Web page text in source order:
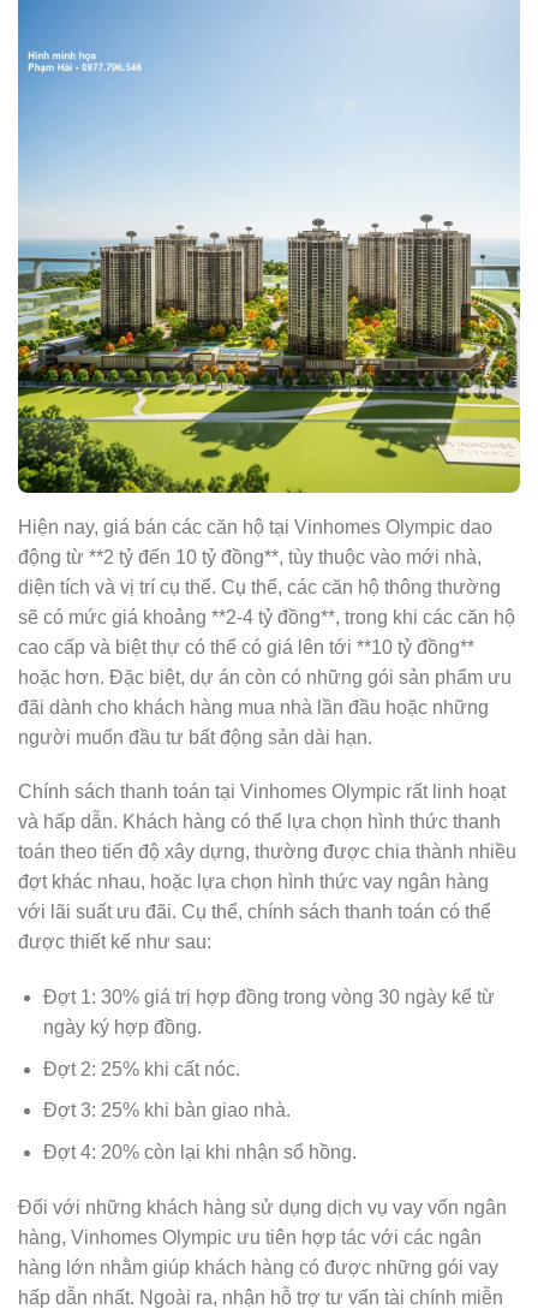
Hiện nay, giá bán các căn hộ tại Vinhomes Olympic dao
động từ **2 tỷ đến 10 tỷ đồng**, tùy thuộc vào mới nhà,
diện tích và vị trí cụ thể. Cụ thể, các căn hộ thông thường
sẽ có mức giá khoảng **2-4 tỷ đồng**, trong khi các căn hộ
cao cấp và biệt thự có thể có giá lên tới **10 tỷ đồng**
hoặc hơn. Đặc biệt, dự án còn có những gói sản phẩm ưu
đãi dành cho khách hàng mua nhà lần đầu hoặc những
người muốn đầu tư bất động sản dài hạn.
Chính sách thanh toán tại Vinhomes Olympic rất linh hoạt
và hấp dẫn. Khách hàng có thể lựa chọn hình thức thanh
toán theo tiến độ xây dựng, thường được chia thành nhiều
đợt khác nhau, hoặc lựa chọn hình thức vay ngân hàng
với lãi suất ưu đãi. Cụ thể, chính sách thanh toán có thể
được thiết kế như sau:
Đợt 1: 30% giá trị hợp đồng trong vòng 30 ngày kể từ
ngày ký hợp đồng.
Đợt 2: 25% khi cất nóc.
Đợt 3: 25% khi bàn giao nhà.
Đợt 4: 20% còn lại khi nhận sổ hồng.
Đối với những khách hàng sử dụng dịch vụ vay vốn ngân
hàng, Vinhomes Olympic ưu tiên hợp tác với các ngân
hàng lớn nhằm giúp khách hàng có được những gói vay
hấp dẫn nhất. Ngoài ra, nhận hỗ trợ tư vấn tài chính miễn